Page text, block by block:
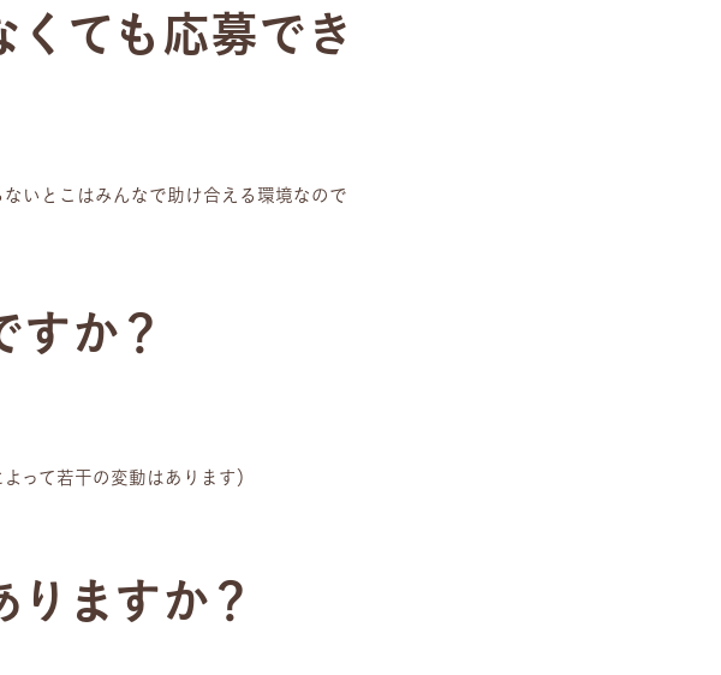
ても応募でき
いとこはみんなで助け合える環境なので
か？
って若干の変動はあります）
ますか？